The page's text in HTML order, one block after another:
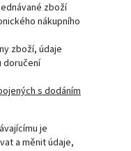
zboží
nákupního
zboží, údaje
doručení
s dodáním
je
a měnit údaje,